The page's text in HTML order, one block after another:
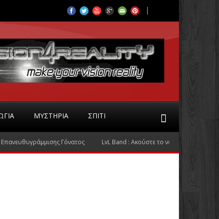
ΜΥΣΤΉΡΙΑ ΣΠΊΤΙ
Γόνατος LvL Band : Ακούστε το νέο τους τραγούδι